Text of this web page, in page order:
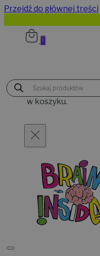
Przejdź do głównej treści
Wyszukiwarka
produktów
0
Brak
produktów
w koszyku.